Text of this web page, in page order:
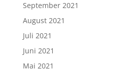
September 2021
August 2021
Juli 2021
Juni 2021
Mai 2021